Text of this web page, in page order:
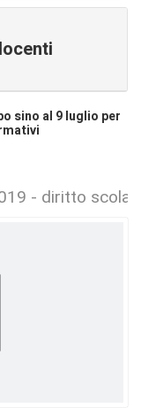
sino al 9 luglio per
- diritto